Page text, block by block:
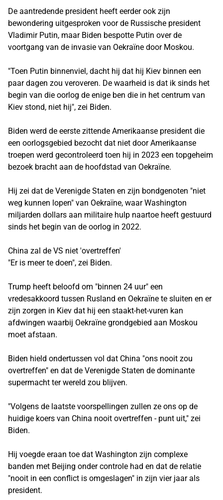
De aantredende president heeft eerder ook zijn
bewondering uitgesproken voor de Russische president
Vladimir Putin, maar Biden bespotte Putin over de
voortgang van de invasie van Oekraïne door Moskou.
"Toen Putin binnenviel, dacht hij dat hij Kiev binnen een
paar dagen zou veroveren. De waarheid is dat ik sinds het
begin van die oorlog de enige ben die in het centrum van
Kiev stond, niet hij", zei Biden.
Biden werd de eerste zittende Amerikaanse president die
een oorlogsgebied bezocht dat niet door Amerikaanse
troepen werd gecontroleerd toen hij in 2023 een topgeheim
bezoek bracht aan de hoofdstad van Oekraïne.
Hij zei dat de Verenigde Staten en zijn bondgenoten "niet
weg kunnen lopen" van Oekraïne, waar Washington
miljarden dollars aan militaire hulp naartoe heeft gestuurd
sinds het begin van de oorlog in 2022.
China zal de VS niet 'overtreffen'
"Er is meer te doen", zei Biden.
Trump heeft beloofd om "binnen 24 uur" een
vredesakkoord tussen Rusland en Oekraïne te sluiten en er
zijn zorgen in Kiev dat hij een staakt-het-vuren kan
afdwingen waarbij Oekraïne grondgebied aan Moskou
moet afstaan.
Biden hield ondertussen vol dat China "ons nooit zou
overtreffen" en dat de Verenigde Staten de dominante
supermacht ter wereld zou blijven.
"Volgens de laatste voorspellingen zullen ze ons op de
huidige koers van China nooit overtreffen - punt uit," zei
Biden.
Hij voegde eraan toe dat Washington zijn complexe
banden met Beijing onder controle had en dat de relatie
"nooit in een conflict is omgeslagen" in zijn vier jaar als
president.